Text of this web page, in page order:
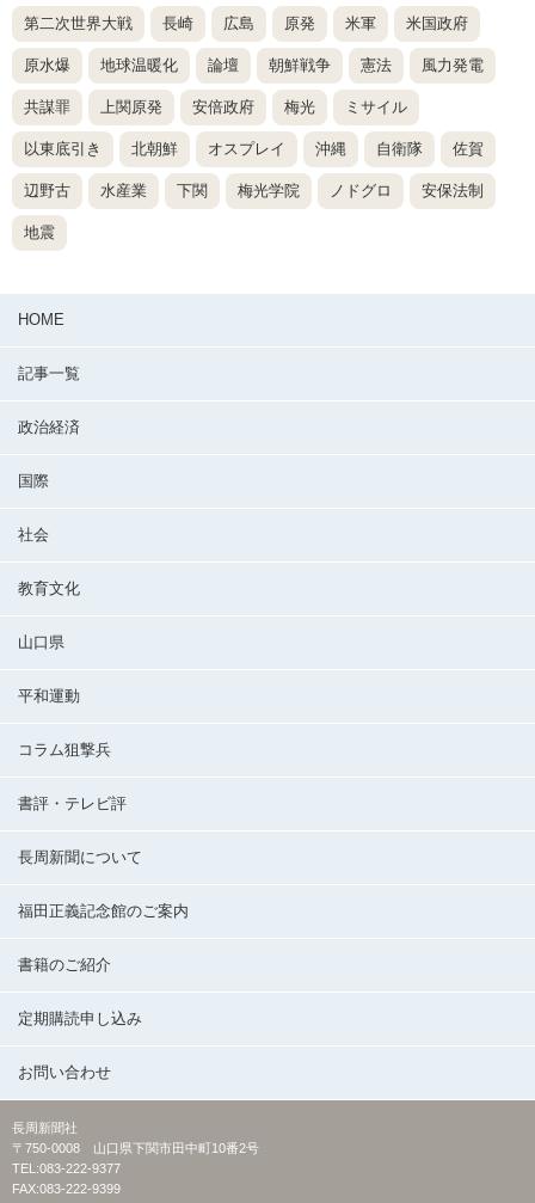
第二次世界大戦 長崎 広島 原発 米軍 米国政府
原水爆 地球温暖化 論壇 朝鮮戦争 憲法 風力発電
共謀罪 上関原発 安倍政府 梅光 ミサイル
以東底引き 北朝鮮 オスプレイ 沖縄 自衛隊 佐賀
辺野古 水産業 下関 梅光学院 ノドグロ 安保法制
地震
HOME
記事一覧
政治経済
国際
社会
教育文化
山口県
平和運動
コラム狙撃兵
書評・テレビ評
長周新聞について
福田正義記念館のご案内
書籍のご紹介
定期購読申し込み
お問い合わせ
長周新聞社
〒750-0008 山口県下関市田中町10番2号
TEL:083-222-9377
FAX:083-222-9399